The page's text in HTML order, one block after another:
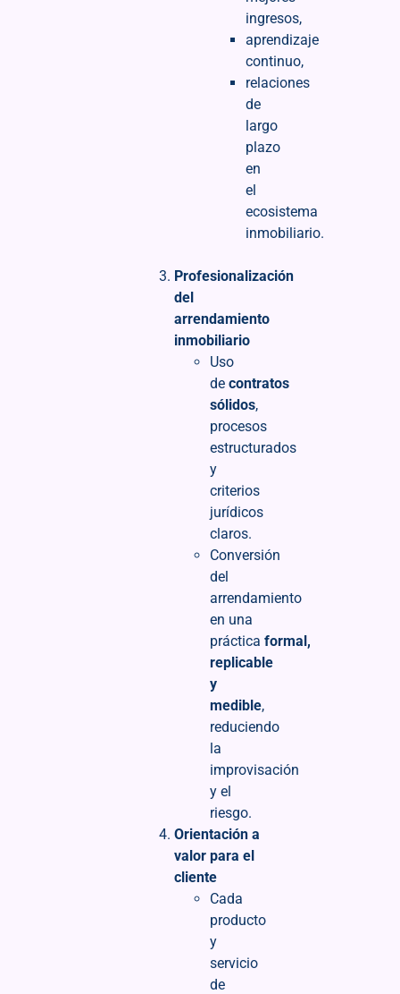
ingresos,
aprendizaje
continuo,
relaciones
de
largo
plazo
en
el
ecosistema
inmobiliario.
Profesionalización
del
arrendamiento
inmobiliario
Uso
de contratos
sólidos,
procesos
estructurados
y
criterios
jurídicos
claros.
Conversión
del
arrendamiento
en una
práctica formal,
replicable
y
medible,
reduciendo
la
improvisación
y el
riesgo.
Orientación a
valor para el
cliente
Cada
producto
y
servicio
de